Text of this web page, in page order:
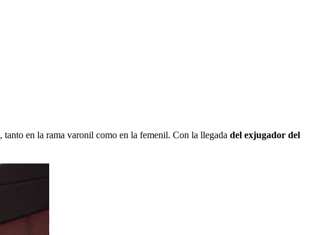
, tanto en la rama varonil como en la femenil. Con la llegada del exjugador del